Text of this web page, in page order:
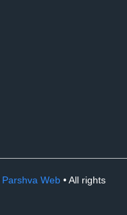
Parshva Web • All rights